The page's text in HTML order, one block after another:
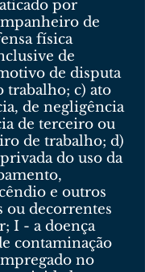
por
de
física
de
de disputa
trabalho; c) ato
de negligência
de terceiro ou
de trabalho; d)
do uso da
e outros
ou decorrentes
I - a doença
contaminação
no